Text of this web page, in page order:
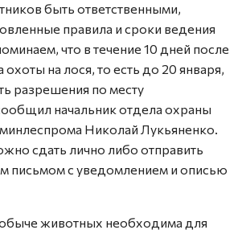
быть ответственными,
правила и сроки ведения
что в течение 10 дней после
охоты на лося, то есть до 20 января,
разрешения по месту
начальник отдела охраны
Николай Лукьяненко.
сдать лично либо отправить
письмом с уведомлением и описью
животных необходима для